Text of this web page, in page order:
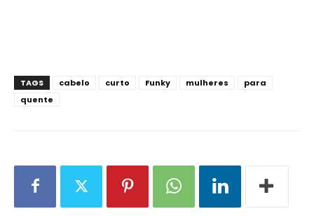
TAGS cabelo curto Funky mulheres
para
quente